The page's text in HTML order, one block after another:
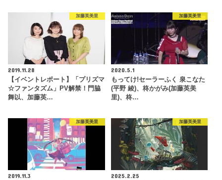
加藤英美里
2019.11.28
【イベントレポート】「プリズマ
☆ファンタズム」PV解禁！門脇
舞以、加藤英…
加藤英美里
2020.5.1
もってけ!セーラーふく 泉こなた
(平野 綾)、柊かがみ(加藤英美
里)、柊…
加藤英美里
2019.11.3
加藤英美里
2025.2.25